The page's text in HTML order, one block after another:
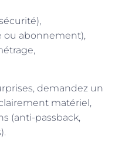
ou abonnement),
demandez un
matériel,
(anti-passback,